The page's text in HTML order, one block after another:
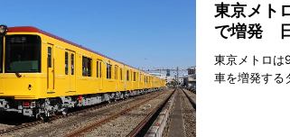
東京メト
で増発
東京メトロは
車を増発する